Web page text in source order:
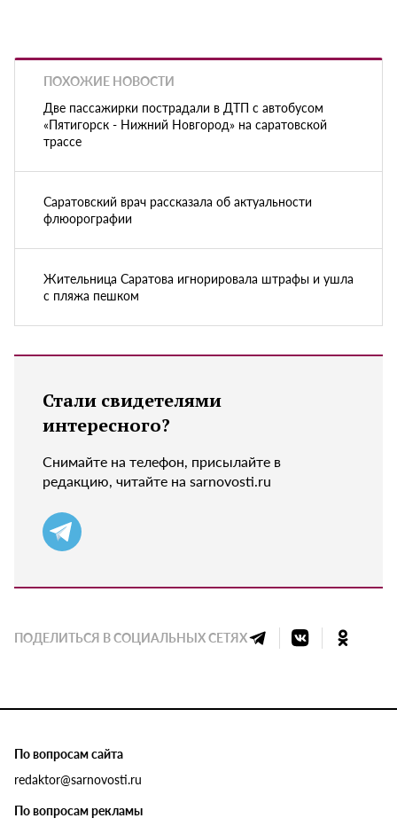
ПОХОЖИЕ НОВОСТИ
Две пассажирки пострадали в ДТП с автобусом
«Пятигорск - Нижний Новгород» на саратовской
трассе
Саратовский врач рассказала об актуальности
флюорографии
Жительница Саратова игнорировала штрафы и ушла
с пляжа пешком
Стали свидетелями
интересного?
Снимайте на телефон, присылайте в
редакцию, читайте на sarnovosti.ru
ПОДЕЛИТЬСЯ В СОЦИАЛЬНЫХ СЕТЯХ
По вопросам сайта
redaktor@sarnovosti.ru
По вопросам рекламы